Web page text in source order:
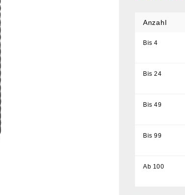
Anzahl
Bis4
Bis24
Bis49
Bis99
Ab 100